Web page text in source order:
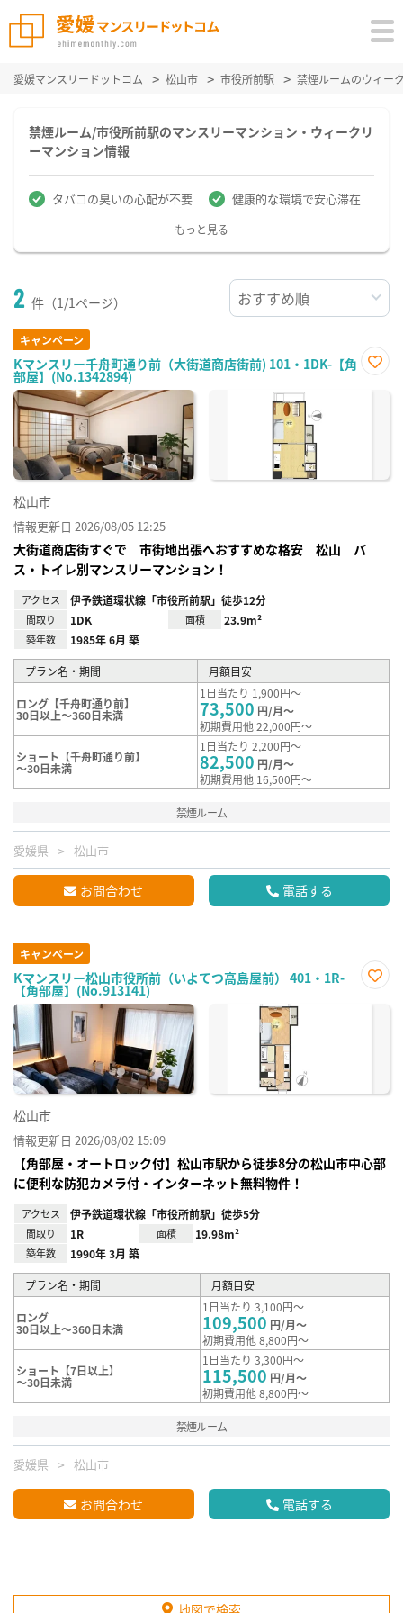
愛媛マンスリードットコム 松山市 市役所前駅 禁煙ルームのウィー
禁煙ルーム/市役所前駅のマンスリーマンション・ウィークリ
ーマンション情報
タバコの臭いの心配が不要 健康的な環境で安心滞在
もっと見る
2 件（1/1ページ）
キャンペーン
Kマンスリー千舟町通り前（大街道商店街前) 101・1DK-【角
部屋】(No.1342894)
に入
松山市
情報更新日 2026/08/05 12:25
大街道商店街すぐで 市街地出張へおすすめな格安 松山 バ
ス・トイレ別マンスリーマンション！
アクセス 伊予鉄道環状線「市役所前駅」徒歩12分
間取り 1DK 面積 23.9m²
築年数 1985年 6月 築
プラン名・期間 月額目安
ロング【千舟町通り前】
30日以上～360日未満
1日当たり 1,900円～
73,500 円/月～
初期費用他 22,000円～
ショート【千舟町通り前】
～30日未満
1日当たり 2,200円～
82,500 円/月～
初期費用他 16,500円～
禁煙ルーム
愛媛県 松山市
お問合わせ 電話する
キャンペーン
Kマンスリー松山市役所前（いよてつ高島屋前） 401・1R-
【角部屋】(No.913141)
に入
松山市
情報更新日 2026/08/02 15:09
【角部屋・オートロック付】松山市駅から徒歩8分の松山市中心部
に便利な防犯カメラ付・インターネット無料物件！
アクセス 伊予鉄道環状線「市役所前駅」徒歩5分
間取り 1R 面積 19.98m²
築年数 1990年 3月 築
プラン名・期間 月額目安
ロング
30日以上～360日未満
1日当たり 3,100円～
109,500 円/月～
初期費用他 8,800円～
ショート【7日以上】
～30日未満
1日当たり 3,300円～
115,500 円/月～
初期費用他 8,800円～
禁煙ルーム
愛媛県 松山市
お問合わせ 電話する